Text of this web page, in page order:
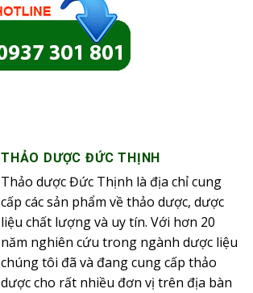
THẢO DƯỢC ĐỨC THỊNH
Thảo dược Đức Thịnh là địa chỉ cung
cấp các sản phẩm về thảo dược, dược
liệu chất lượng và uy tín. Với hơn 20
năm nghiên cứu trong ngành dược liệu
chúng tôi đã và đang cung cấp thảo
dược cho rất nhiều đơn vị trên địa bàn